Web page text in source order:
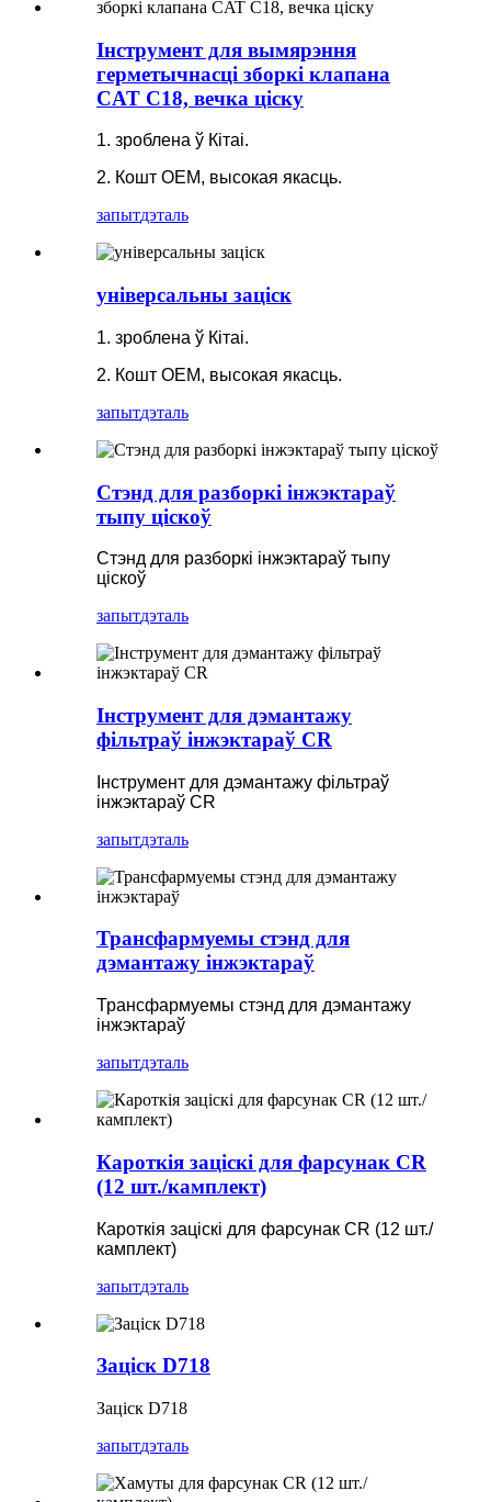
Інструмент для вымярэння
герметычнасці зборкі клапана
CAT C18, вечка ціску
1. зроблена ў Кітаі.
2. Кошт OEM, высокая якасць.
запытдэталь
універсальны заціск
1. зроблена ў Кітаі.
2. Кошт OEM, высокая якасць.
запытдэталь
Стэнд для разборкі інжэктараў
тыпу ціскоў
Стэнд для разборкі інжэктараў тыпу
ціскоў
запытдэталь
Інструмент для дэмантажу
фільтраў інжэктараў CR
Інструмент для дэмантажу фільтраў
інжэктараў CR
запытдэталь
Трансфармуемы стэнд для
дэмантажу інжэктараў
Трансфармуемы стэнд для дэмантажу
інжэктараў
запытдэталь
Кароткія заціскі для фарсунак CR
(12 шт./камплект)
Кароткія заціскі для фарсунак CR (12 шт./
камплект)
запытдэталь
Заціск D718
Заціск D718
запытдэталь